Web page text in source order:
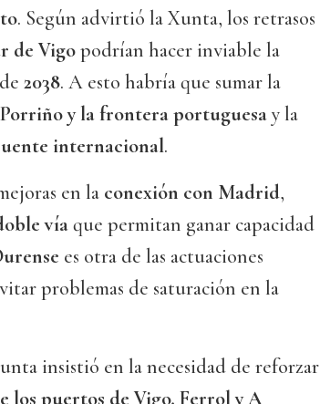
. Según advirtió la Xunta, los retrasos
de Vigopodrían hacer inviable la
2038. A esto habría que sumar la
y la frontera portuguesay la
internacional.
en la conexión con Madrid,
víaque permitan ganar capacidad
es otra de las actuaciones
problemas de saturación en la
insistió en la necesidad de reforzar
los puertos de Vigo, Ferrol y A